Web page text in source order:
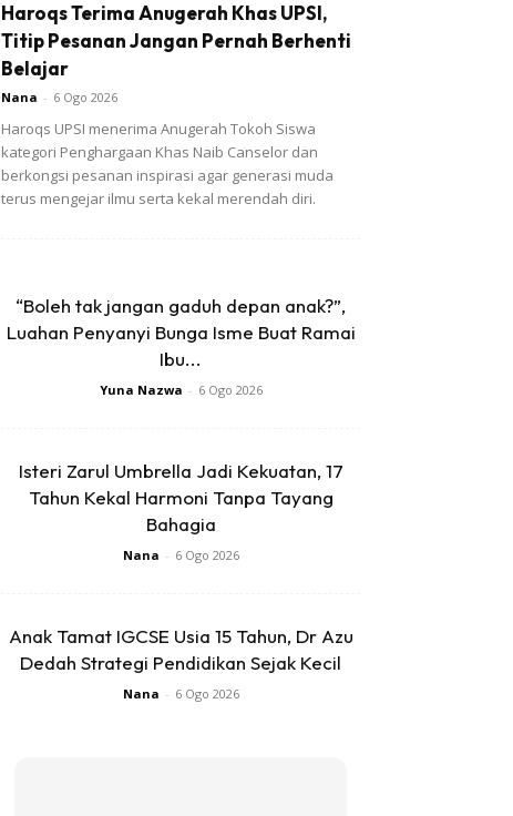
Haroqs Terima Anugerah Khas UPSI,
Titip Pesanan Jangan Pernah Berhenti
Belajar
Nana - 6 Ogo 2026
Haroqs UPSI menerima Anugerah Tokoh Siswa
kategori Penghargaan Khas Naib Canselor dan
berkongsi pesanan inspirasi agar generasi muda
terus mengejar ilmu serta kekal merendah diri.
“Boleh tak jangan gaduh depan anak?”,
Luahan Penyanyi Bunga Isme Buat Ramai
Ibu...
Yuna Nazwa - 6 Ogo 2026
Isteri Zarul Umbrella Jadi Kekuatan, 17
Tahun Kekal Harmoni Tanpa Tayang
Bahagia
Nana - 6 Ogo 2026
Anak Tamat IGCSE Usia 15 Tahun, Dr Azu
Dedah Strategi Pendidikan Sejak Kecil
Nana - 6 Ogo 2026